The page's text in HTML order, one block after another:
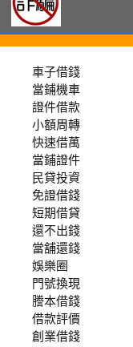
車子借錢
當鋪機車
證件借款
小額周轉
快速借萬
當鋪證件
民貸投資
免證借錢
短期借貸
還不出錢
當舖還錢
娛樂圈
門號換現
謄本借錢
借款評價
創業借錢